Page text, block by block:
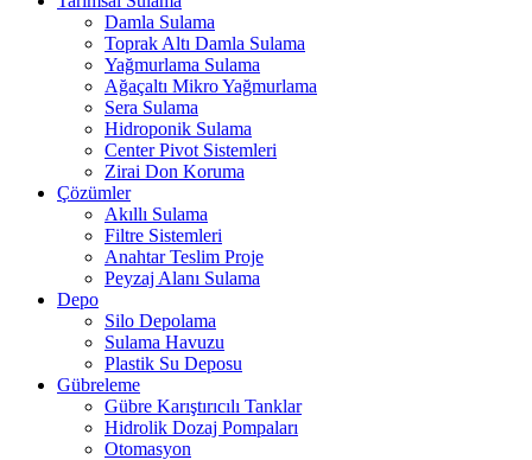
Damla Sulama
Toprak Altı Damla Sulama
Yağmurlama Sulama
Ağaçaltı Mikro Yağmurlama
Sera Sulama
Hidroponik Sulama
Center Pivot Sistemleri
Zirai Don Koruma
Çözümler
Akıllı Sulama
Filtre Sistemleri
Anahtar Teslim Proje
Peyzaj Alanı Sulama
Depo
Silo Depolama
Sulama Havuzu
Plastik Su Deposu
Gübreleme
Gübre Karıştırıcılı Tanklar
Hidrolik Dozaj Pompaları
Otomasyon